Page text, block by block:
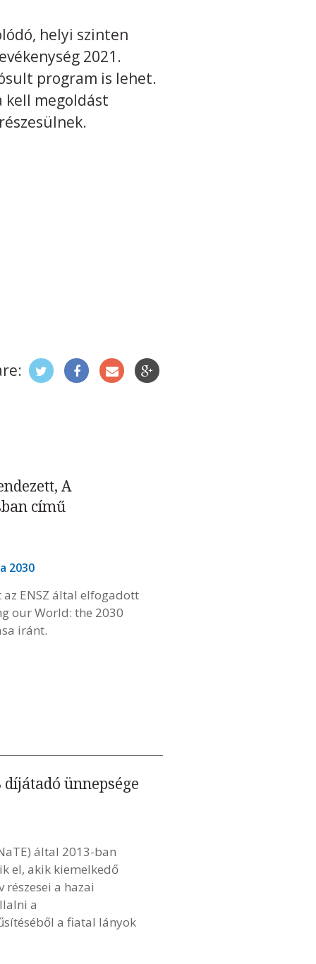
helyi szinten
2021.
program is lehet.
kell megoldást
A
című
2030
az ENSZ által elfogadott
our World: the 2030
iránt.
ünnepsége
által 2013-ban
el, akik kiemelkedő
a hazai
a
a fiatal lányok